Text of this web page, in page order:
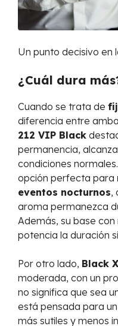
Un punto decisivo en
¿Cuál dura
Cuando se trata de
diferencia entre
212 VIP Black
permanencia,
condiciones
opción perfecta para
eventos nocturnos,
aroma permanezca
Además, su base
potencia la duración
Por otro lado, Black
moderada, con un
no significa que sea
está pensada para
más sutiles y menos